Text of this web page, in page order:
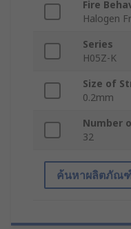
Fire
Halogen
Series
H05Z-K
Size of
0.2mm
Number
32
ค้นหาผลิตภัณ